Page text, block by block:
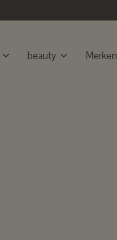
beauty Merken